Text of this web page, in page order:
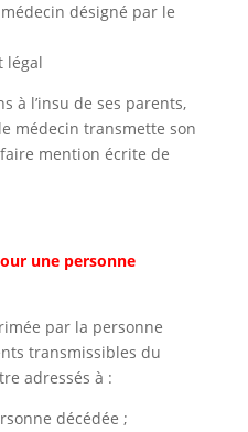
désigné par le
légal
à l’insu de ses parents,
médecin transmette son
mention écrite de
une personne
par la personne
transmissibles du
adressés à :
décédée ;